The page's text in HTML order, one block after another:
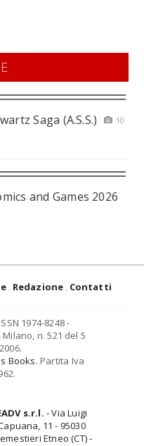
Saga (A.S.S.)
10
and Games 2026
Redazione Contatti
1974-8248 -
n. 521 del 5
Books. Partita Iva
s.r.l. - Via Luigi
11 - 95030
Etneo (CT) -